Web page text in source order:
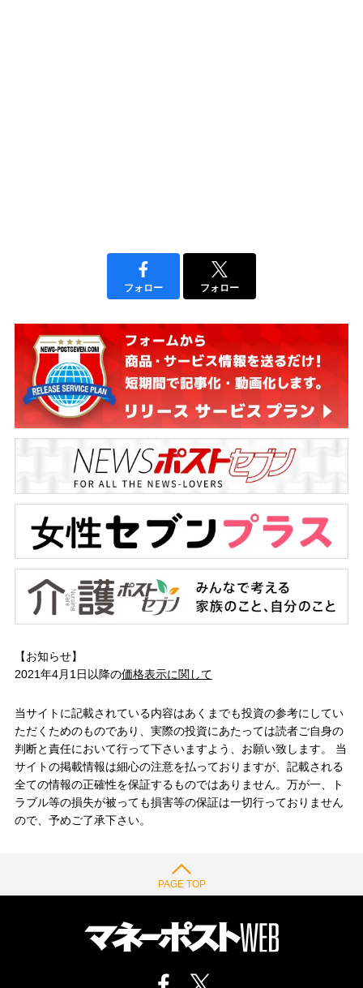
フォロー フォロー
【お知らせ】
2021年4月1日以降の価格表示に関して
当サイトに記載されている内容はあくまでも投資の参考にしてい
ただくためのものであり、実際の投資にあたっては読者ご自身の
判断と責任において行って下さいますよう、お願い致します。 当
サイトの掲載情報は細心の注意を払っておりますが、記載される
全ての情報の正確性を保証するものではありません。万が一、ト
ラブル等の損失が被っても損害等の保証は一切行っておりません
ので、予めご了承下さい。
PAGE TOP